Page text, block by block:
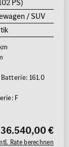
/ SUV
161.0
F
36.540,00 €
Rate berechnen